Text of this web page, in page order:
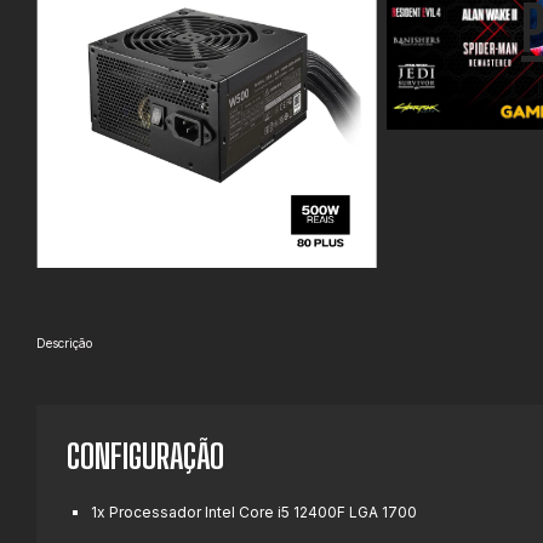
Descrição
CONFIGURAÇÃO
1x Processador Intel Core i5 12400F LGA 1700